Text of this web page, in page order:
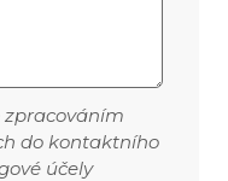
zpracováním
do kontaktního
účely